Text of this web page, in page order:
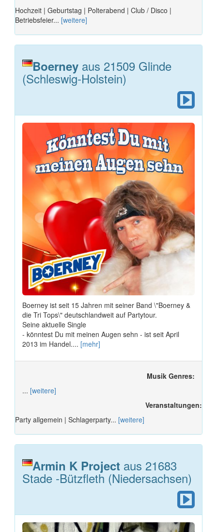
Hochzeit | Geburtstag | Polterabend | Club / Disco |
Betriebsfeier... [weitere]
Boerney aus 21509 Glinde
(Schleswig-Holstein)
Boerney ist seit 15 Jahren mit seiner Band \"Boerney &
die Tri Tops\" deutschlandweit auf Partytour.
Seine aktuelle Single
- könntest Du mit meinen Augen sehn - ist seit April
2013 im Handel.... [mehr]
Musik Genres:
... [weitere]
Veranstaltungen:
Party allgemein | Schlagerparty... [weitere]
Armin K Project aus 21683
Stade -Bützfleth (Niedersachsen)